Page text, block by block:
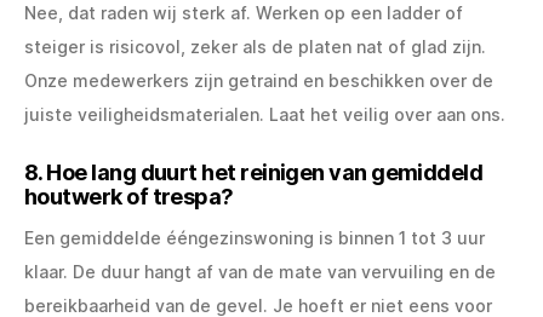
Nee, dat raden wij sterk af. Werken op een ladder of
steiger is risicovol, zeker als de platen nat of glad zijn.
Onze medewerkers zijn getraind en beschikken over de
juiste veiligheidsmaterialen. Laat het veilig over aan ons.
8. Hoe lang duurt het reinigen van gemiddeld
houtwerk of trespa?
Een gemiddelde ééngezinswoning is binnen 1 tot 3 uur
klaar. De duur hangt af van de mate van vervuiling en de
bereikbaarheid van de gevel. Je hoeft er niet eens voor